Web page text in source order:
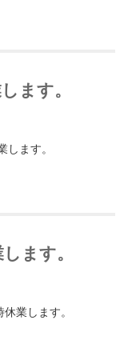
ます。
します。
ます。
業します。